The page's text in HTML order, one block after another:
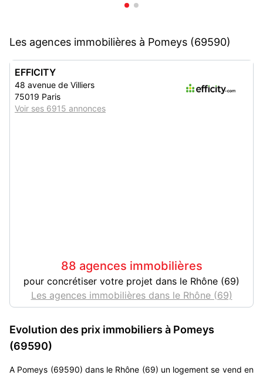
Les agences immobilières à Pomeys (69590)
EFFICITY
48 avenue de Villiers
75019 Paris
Voir ses 6915 annonces
88 agences immobilières
pour concrétiser votre projet dans le Rhône (69)
Les agences immobilières dans le Rhône (69)
Evolution des prix immobiliers à Pomeys
(69590)
A Pomeys (69590) dans le Rhône (69) un logement se vend en